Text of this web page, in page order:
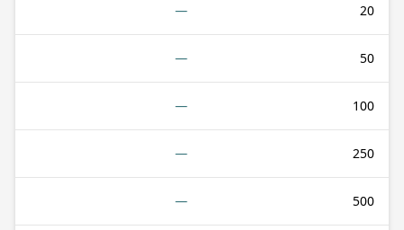
20
—
50
—
100
—
250
—
500
—